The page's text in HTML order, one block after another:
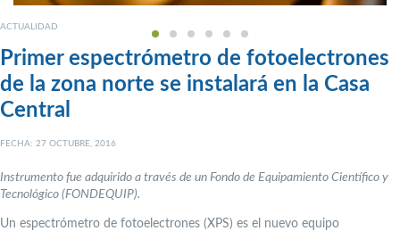
ACTUALIDAD
Primer espectrómetro de fotoelectrones
de la zona norte se instalará en la Casa
Central
FECHA: 27 OCTUBRE, 2016
Instrumento fue adquirido a través de un Fondo de Equipamiento Científico y
Tecnológico (FONDEQUIP).
Un espectrómetro de fotoelectrones (XPS) es el nuevo equipo